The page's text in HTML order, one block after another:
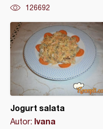
126692
Jogurt salata
Autor: Ivana